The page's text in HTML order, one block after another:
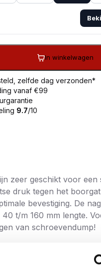
In winkelwagen
zelfde dag verzonden*
vanaf €99
9.7/10
zeer geschikt voor een
druk tegen het
bevestiging. De
t/m 160 mm lengte.
van schroevendump!